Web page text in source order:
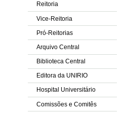
Reitoria
Vice-Reitoria
Pró-Reitorias
Arquivo Central
Biblioteca Central
Editora da UNIRIO
Hospital Universitário
Comissões e Comitês